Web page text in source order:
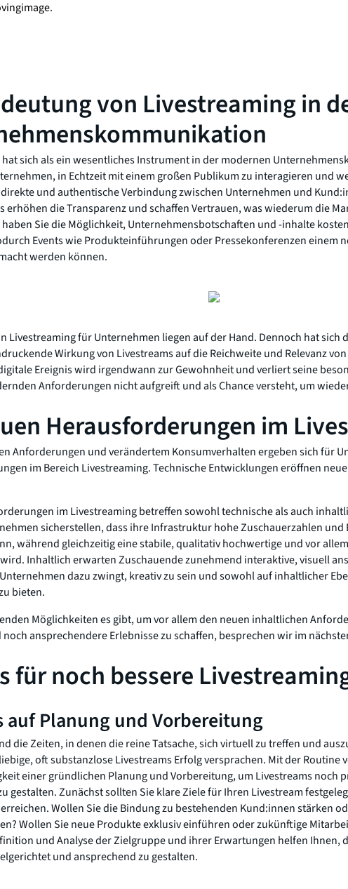
von Livestreaming in
sich als ein wesentliches Instrument in der modernen
in Echtzeit mit einem großen Publikum zu interagieren und
und authentische Verbindung zwischen Unternehmen und
erhöhen die Transparenz und schaffen Vertrauen, was wiederum die
Sie die Möglichkeit, Unternehmensbotschaften und -inhalte
Events wie Produkteinführungen oder Pressekonferenzen einem
werden können.
Livestreaming für Unternehmen liegen auf der Hand. Dennoch hat sich
Wirkung von Livestreams auf die Reichweite und Relevanz
Ereignis wird irgendwann zur Gewohnheit und verliert seine
Anforderungen nicht aufgreift und als Chance versteht, um
Herausforderungen im
Anforderungen und verändertem Konsumverhalten ergeben sich für
im Bereich Livestreaming. Technische Entwicklungen eröffnen
im Livestreaming betreffen sowohl technische als auch
sicherstellen, dass ihre Infrastruktur hohe Zuschauerzahlen
während gleichzeitig eine stabile, qualitativ hochwertige und vor
Inhaltlich erwarten Zuschauende zunehmend interaktive, visuell
dazu zwingt, kreativ zu sein und sowohl auf inhaltlicher
bieten.
Möglichkeiten es gibt, um vor allem den neuen inhaltlichen
noch ansprechendere Erlebnisse zu schaffen, besprechen wir im
für noch bessere
auf Planung und Vorbereitung
die Zeiten, in denen die reine Tatsache, sich virtuell zu treffen und
oft substanzlose Livestreams Erfolg versprachen. Mit der Routine
einer gründlichen Planung und Vorbereitung, um Livestreams noch
gestalten. Zunächst sollten Sie klare Ziele für Ihren Livestream
erreichen. Wollen Sie die Bindung zu bestehenden Kund:innen stärken
Wollen Sie neue Produkte exklusiv einführen oder zukünftige
und Analyse der Zielgruppe und ihrer Erwartungen helfen Ihnen,
und ansprechend zu gestalten.